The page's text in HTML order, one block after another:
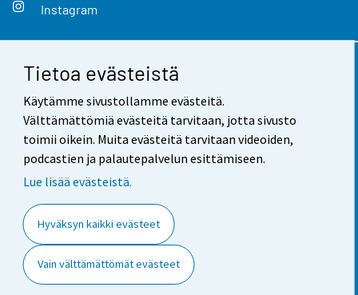
Tietoa evästeistä
Käytämme sivustollamme evästeitä.
Välttämättömiä evästeitä tarvitaan, jotta sivusto
toimii oikein. Muita evästeitä tarvitaan videoiden,
podcastien ja palautepalvelun esittämiseen.
Lue lisää evästeistä.
Hyväksyn kaikki evästeet
Vain välttämättömät evästeet
Instagram
Yhteystiedot
Palaute
Käyttöehdot
Saavutettavuus
Tietoa sivustosta
Evästeasetukset